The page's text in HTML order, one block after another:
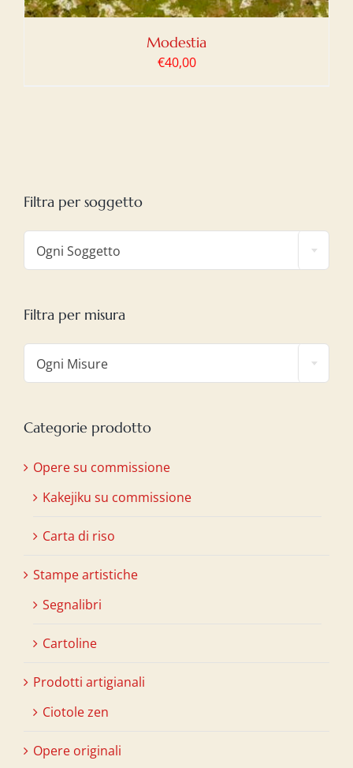
Modestia
€40,00
Filtra per soggetto
Ogni Soggetto
Filtra per misura
Ogni Misure
Categorie prodotto
Opere su commissione
Kakejiku su commissione
Carta di riso
Stampe artistiche
Segnalibri
Cartoline
Prodotti artigianali
Ciotole zen
Opere originali